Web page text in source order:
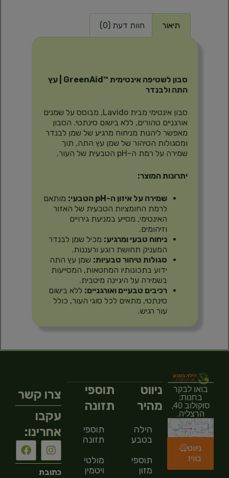
תיאור חוות דעת (0)
סבון לשטיפה אינטימית ™GreenAid | עץ
התה ולבנדר
סבון אינטימי מבית Lavido, מבוסס על שמנים
אורגניים טהורים, ללא בישום סינתטי. הסבון
מאפשר ליהנות מניחוח מרגיע של שמן לבנדר
ומסגולות הטיהור של שמן עץ התה, תוך
שמירה על רמת ה-pH הטבעית של העור.
יתרונות המוצר:
שמירה על איזון ה-pH הטבעי:
מותאם
לרמת החומציות הטבעית של האזור
האינטימי, מסייע במניעת גירויים
וזיהומים.
ניחוח טבעי ומרגיע: מכיל שמן לבנדר
המעניק תחושת רוגע ורעננות.
סגולות טיהור טבעיות: שמן עץ התה
ידוע בתכונותיו המחטאות, המסייעות
בשמירה על היגיינה מיטבית.
רכיבים טבעיים ואורגניים: ללא בישום
סינתטי, מתאים לכל סוגי העור, כולל
עור רגיש.
בואו לבקר
בחנות:
סוקולוב 40,
הרצליה.
ניווט
בוויז
ניווט
מהיר
הילה
בטבע
תוספי
מזון
תוספי
תזונה
תוספי
תזונה
מולטי
ויטמין
צרו קשר
עקבו
אחרינו:
כתובת